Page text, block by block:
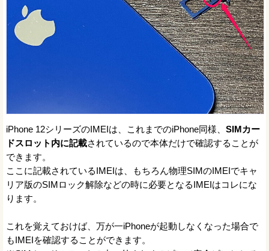
iPhone 12シリーズのIMEIは、これまでのiPhone同様、 SIMカー
ドスロット内に記載されているので本体だけで確認することが
できます。
ここに記載されているIMEIは、もちろん物理SIMのIMEIでキャ
リア版のSIMロック解除などの時に必要となるIMEIはコレにな
ります。
これを覚えておけば、万が一iPhoneが起動しなくなった場合で
もIMEIを確認することができます。